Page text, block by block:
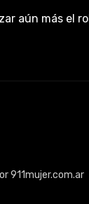
aún más el
911mujer.com.ar